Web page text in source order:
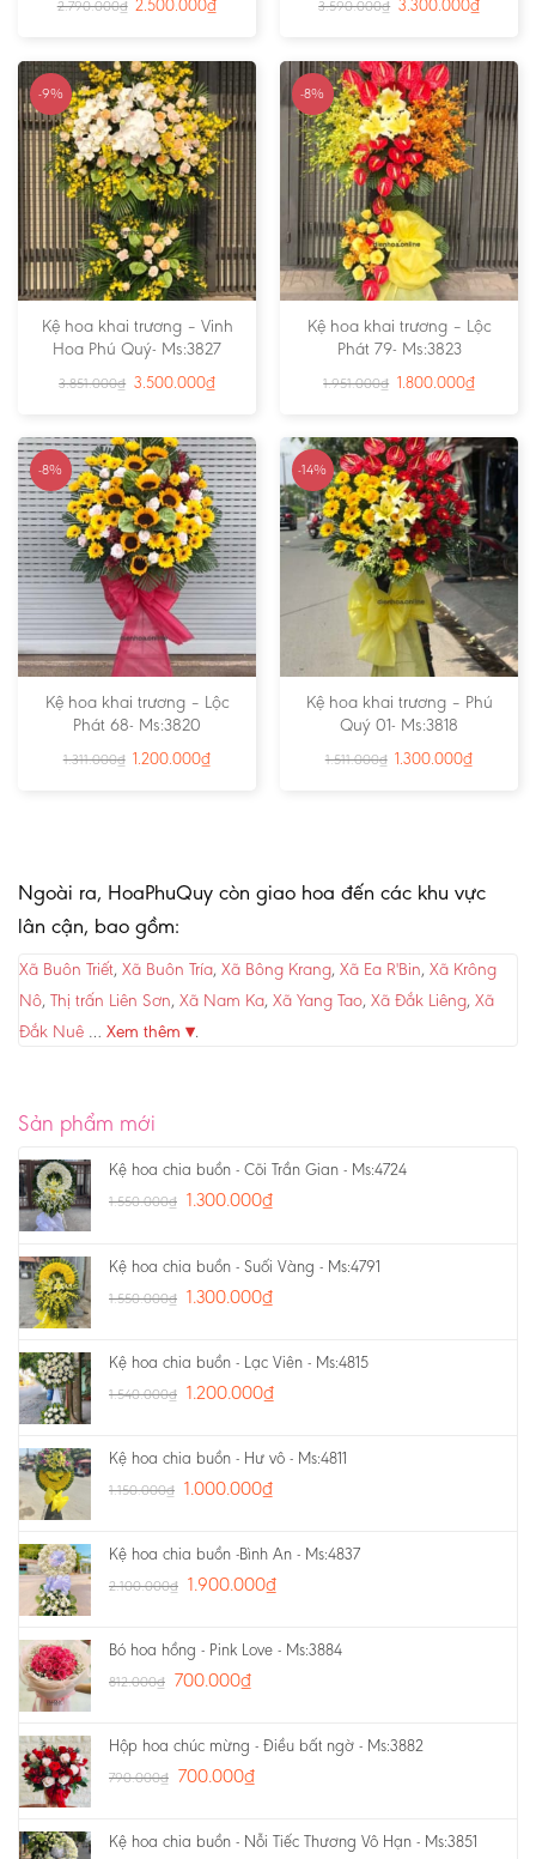
2.790.000₫ 2.500.000₫ 3.590.000₫ 3.300.000₫
-9%
Kệ hoa khai trương – Vinh
Hoa Phú Quý- Ms:3827
3.851.000₫ 3.500.000₫
-8%
Kệ hoa khai trương – Lộc
Phát 79- Ms:3823
1.951.000₫ 1.800.000₫
-8%
Kệ hoa khai trương – Lộc
Phát 68- Ms:3820
1.311.000₫ 1.200.000₫
-14%
Kệ hoa khai trương – Phú
Quý 01- Ms:3818
1.511.000₫ 1.300.000₫
Ngoài ra, HoaPhuQuy còn giao hoa đến các khu vực
lân cận, bao gồm:
Xã Buôn Triết, Xã Buôn Tría, Xã Bông Krang, Xã Ea R'Bin, Xã Krông
Nô, Thị trấn Liên Sơn, Xã Nam Ka, Xã Yang Tao, Xã Đắk Liêng, Xã
Đắk Nuê … Xem thêm ▾.
Sản phẩm mới
Kệ hoa chia buồn - Cõi Trần Gian - Ms:4724
1.550.000₫ 1.300.000₫
Kệ hoa chia buồn - Suối Vàng - Ms:4791
1.550.000₫ 1.300.000₫
Kệ hoa chia buồn - Lạc Viên - Ms:4815
1.540.000₫ 1.200.000₫
Kệ hoa chia buồn - Hư vô - Ms:4811
1.150.000₫ 1.000.000₫
Kệ hoa chia buồn -Bình An - Ms:4837
2.100.000₫ 1.900.000₫
Bó hoa hồng - Pink Love - Ms:3884
812.000₫ 700.000₫
Hộp hoa chúc mừng - Điều bất ngờ - Ms:3882
790.000₫ 700.000₫
Kệ hoa chia buồn - Nỗi Tiếc Thương Vô Hạn - Ms:3851